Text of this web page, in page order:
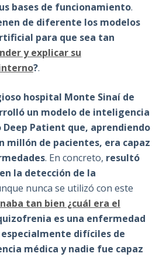
bases de funcionamiento.
de diferente los modelos
para que sea tan
y explicar su
?.
hospital Monte Sinaí de
un modelo de inteligencia
Patient que, aprendiendo
millón de pacientes, era capaz
. En concreto, resultó
la detección de la
nunca se utilizó con este
tan bien ¿cuál era el
es una enfermedad
especialmente difíciles de
médica y nadie fue capaz